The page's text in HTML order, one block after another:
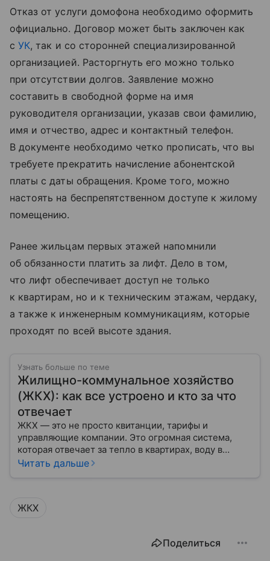
Отказ от услуги домофона необходимо оформить
официально. Договор может быть заключен как
сУК, так и со сторонней специализированной
организацией. Расторгнуть его можно только
при отсутствии долгов. Заявление можно
составить в свободной форме на имя
руководителя организации, указав свои фамилию,
имя и отчество, адрес и контактный телефон.
В документе необходимо четко прописать, что вы
требуете прекратить начисление абонентской
платы с даты обращения. Кроме того, можно
настоять на беспрепятственном доступе к жилому
помещению.
Ранее жильцам первых этажей напомнили
об обязанности платить за лифт. Дело в том,
что лифт обеспечивает доступ не только
к квартирам, но и к техническим этажам, чердаку,
а также к инженерным коммуникациям, которые
проходят по всей высоте здания.
Узнать больше по теме
Жилищно-коммунальное хозяйство
(ЖКХ): как все устроено и кто за что
отвечает
ЖКХ — это не просто квитанции, тарифы и
управляющие компании. Это огромная система,
которая отвечает за тепло в квартирах, воду в
кране, освещение улиц и чистоту во дворах.
Читать дальше
ЖКХ
Поделиться